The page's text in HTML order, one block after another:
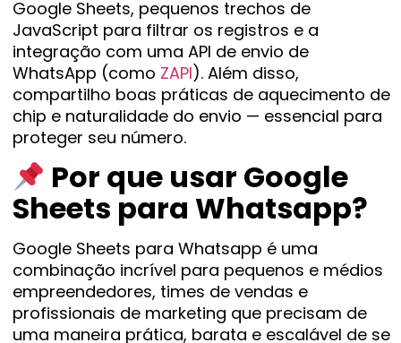
Google Sheets, pequenos trechos de
JavaScript para filtrar os registros e a
integração com uma API de envio de
WhatsApp (como ZAPI). Além disso,
compartilho boas práticas de aquecimento de
chip e naturalidade do envio — essencial para
proteger seu número.
Por que usar Google
Sheets para Whatsapp?
Google Sheets para Whatsapp é uma
combinação incrível para pequenos e médios
empreendedores, times de vendas e
profissionais de marketing que precisam de
uma maneira prática, barata e escalável de se